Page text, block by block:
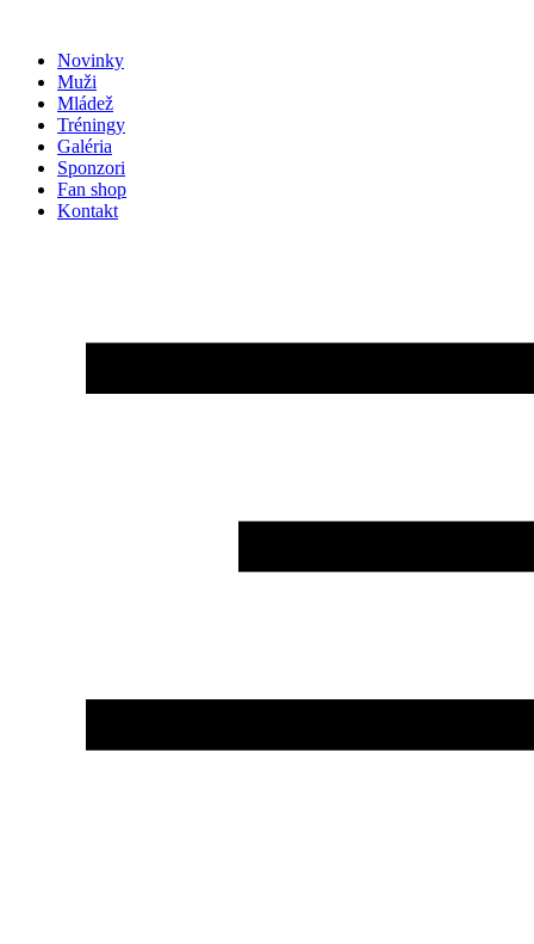
obsah
Novinky
Muži
Mládež
Tréningy
Galéria
Sponzori
Fan shop
Kontakt